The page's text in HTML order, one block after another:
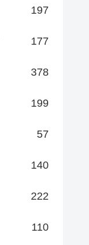
197
177
378
199
57
140
222
110